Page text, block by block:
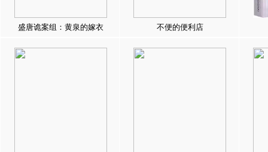
盛唐诡案组：黄泉的嫁衣 不便的便利店